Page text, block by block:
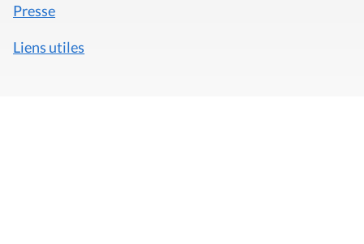
Presse
Liens utiles